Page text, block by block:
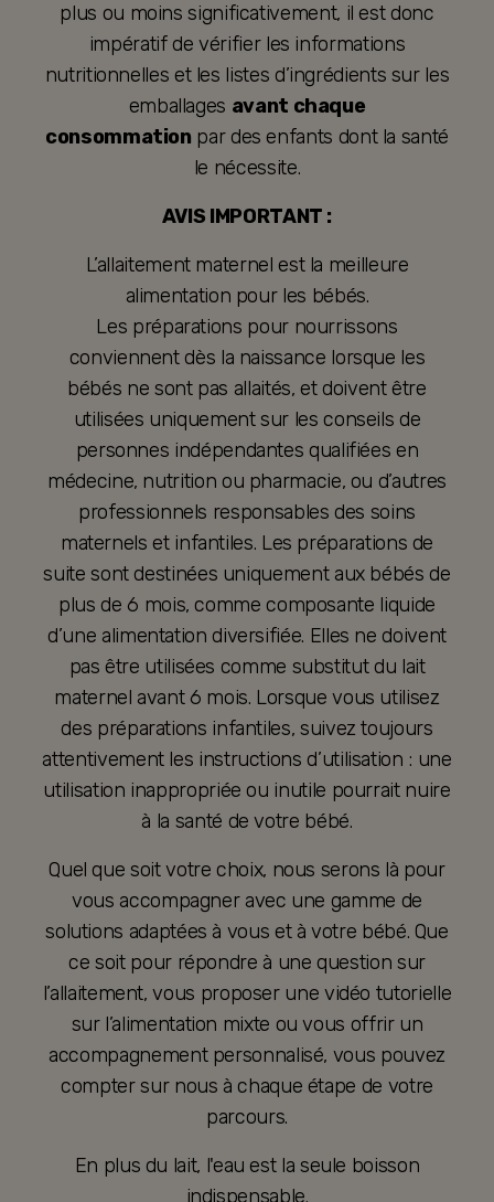
plus ou moins significativement, il est donc
impératif de vérifier les informations
nutritionnelles et les listes d’ingrédients sur les
emballages avant chaque
consommation par des enfants dont la santé
le nécessite.
AVIS IMPORTANT :
L’allaitement maternel est la meilleure
alimentation pour les bébés.
Les préparations pour nourrissons
conviennent dès la naissance lorsque les
bébés ne sont pas allaités, et doivent être
utilisées uniquement sur les conseils de
personnes indépendantes qualifiées en
médecine, nutrition ou pharmacie, ou d’autres
professionnels responsables des soins
maternels et infantiles. Les préparations de
suite sont destinées uniquement aux bébés de
plus de 6 mois, comme composante liquide
d’une alimentation diversifiée. Elles ne doivent
pas être utilisées comme substitut du lait
maternel avant 6 mois. Lorsque vous utilisez
des préparations infantiles, suivez toujours
attentivement les instructions d’utilisation : une
utilisation inappropriée ou inutile pourrait nuire
à la santé de votre bébé.
Quel que soit votre choix, nous serons là pour
vous accompagner avec une gamme de
solutions adaptées à vous et à votre bébé. Que
ce soit pour répondre à une question sur
l’allaitement, vous proposer une vidéo tutorielle
sur l’alimentation mixte ou vous offrir un
accompagnement personnalisé, vous pouvez
compter sur nous à chaque étape de votre
parcours.
En plus du lait, l'eau est la seule boisson
indispensable.